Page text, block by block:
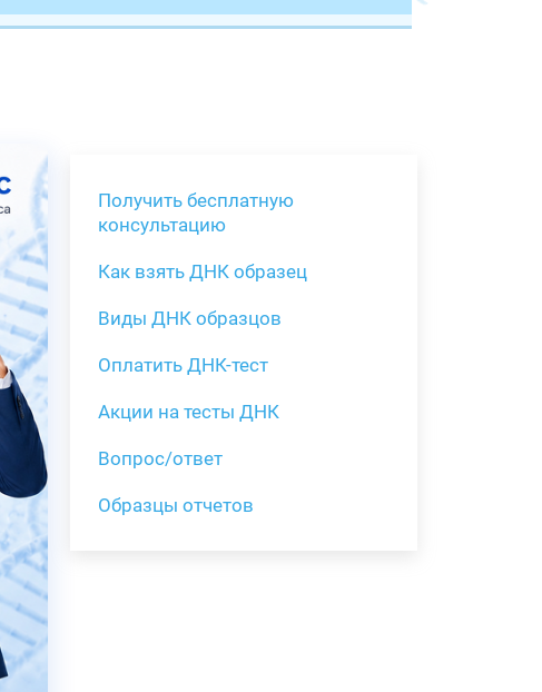
Получить бесплатную
консультацию
Как взять ДНК образец
Виды ДНК образцов
Оплатить ДНК-тест
Акции на тесты ДНК
Вопрос/ответ
Образцы отчетов